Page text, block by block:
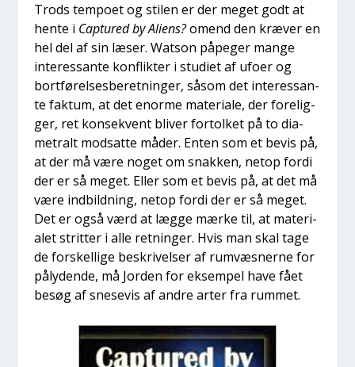
Trods tem­po­et og sti­len er der meget godt at
hen­te i Cap­tu­red by Ali­ens?omend den kræ­ver en
hel del af sin læser. Wat­son påpe­ger man­ge
inter­es­san­te kon­flik­ter i stu­di­et af ufo­er og
bort­fø­rel­ses­be­ret­nin­ger, såsom det inter­es­san­
te fak­tum, at det enor­me mate­ri­a­le, der fore­lig­
ger, ret kon­se­kvent bli­ver for­tol­ket på to dia­
me­tralt mod­sat­te måder. Enten som et bevis på,
at der må være noget om snak­ken, net­op for­di
der er så meget. Eller som et bevis på, at det må
være ind­bild­ning, net­op for­di der er så meget.
Det er også værd at læg­ge mær­ke til, at mate­ri­
a­let strit­ter i alle ret­nin­ger. Hvis man skal tage
de for­skel­li­ge beskri­vel­ser af rumvæs­ner­ne for
påly­den­de, må Jor­den for eksem­pel have fået
besøg af sne­se­vis af andre arter fra rum­met.